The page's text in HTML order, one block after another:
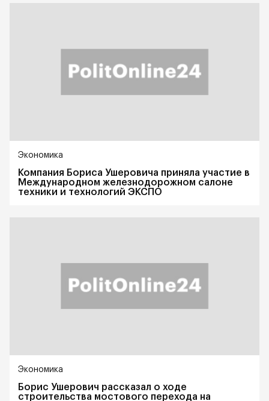
Экономика
Компания Бориса Ушеровича приняла участие в
Международном железнодорожном салоне
техники и технологий ЭКСПО
Экономика
Борис Ушерович рассказал о ходе
строительства мостового перехода на